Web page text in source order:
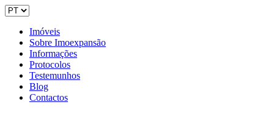
Imóveis
Sobre Imoexpansão
Informações
Protocolos
Testemunhos
Blog
Contactos